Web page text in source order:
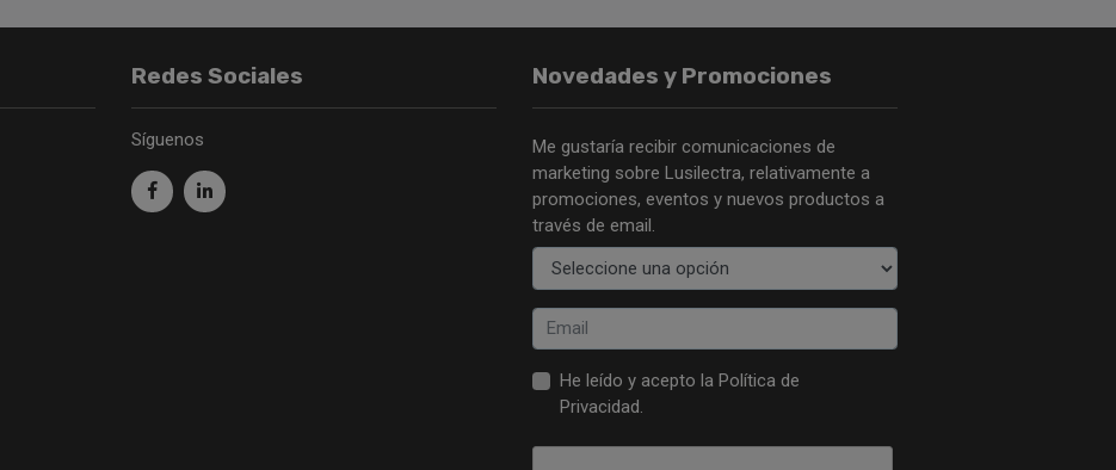
Redes Sociales
Síguenos
Novedades y Promociones
Me gustaría recibir comunicaciones de
marketing sobre Lusilectra, relativamente a
promociones, eventos y nuevos productos a
través de email.
He leído y acepto la Política de
Privacidad.